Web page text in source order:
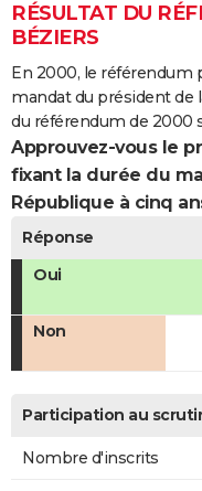
RÉSULTAT DU
BÉZIERS
En 2000, le référendum
mandat du président de
du référendum de 2000
Approuvez-vous le
fixant la durée du
République à cinq
Réponse
Oui
Non
Participation au
Nombre d'inscrits